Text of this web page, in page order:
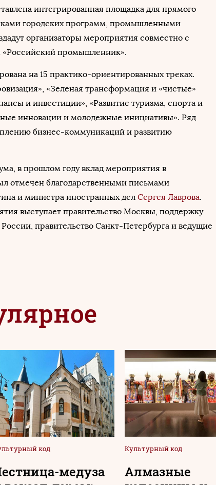
интегрированная площадка для прямого
городских программ, промышленными
организаторы мероприятия совместно с
промышленник».
на 15 практико-ориентированных треках.
«Зеленая трансформация и «чистые»
и инвестиции», «Развитие туризма, спорта и
инновации и молодежные инициативы». Ряд
бизнес-коммуникаций и развитию
в прошлом году вклад мероприятия в
отмечен благодарственными письмами
и министра иностранных дел Сергея Лаврова.
выступает правительство Москвы, поддержку
правительство Санкт-Петербурга и ведущие
код
медуза
Культурный код
Алмазные